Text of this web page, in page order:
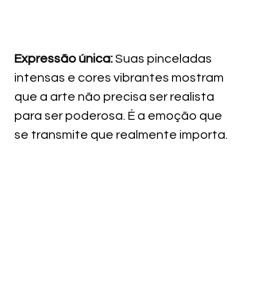
Expressão única: Suas pinceladas
intensas e cores vibrantes mostram
que a arte não precisa ser realista
para ser poderosa. É a emoção que
se transmite que realmente importa.